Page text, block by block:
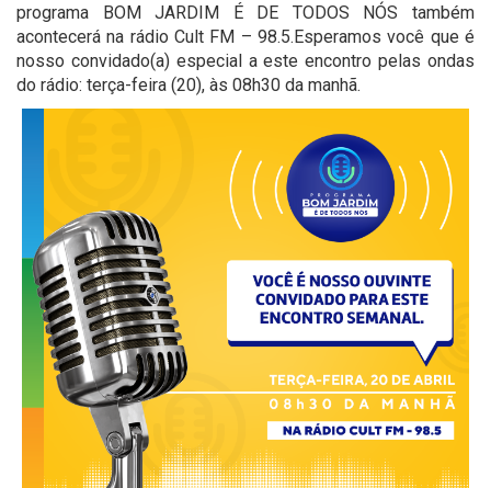
programa BOM JARDIM É DE TODOS NÓS também
acontecerá na rádio Cult FM – 98.5.Esperamos você que é
nosso convidado(a) especial a este encontro pelas ondas
do rádio: terça-feira (20), às 08h30 da manhã.